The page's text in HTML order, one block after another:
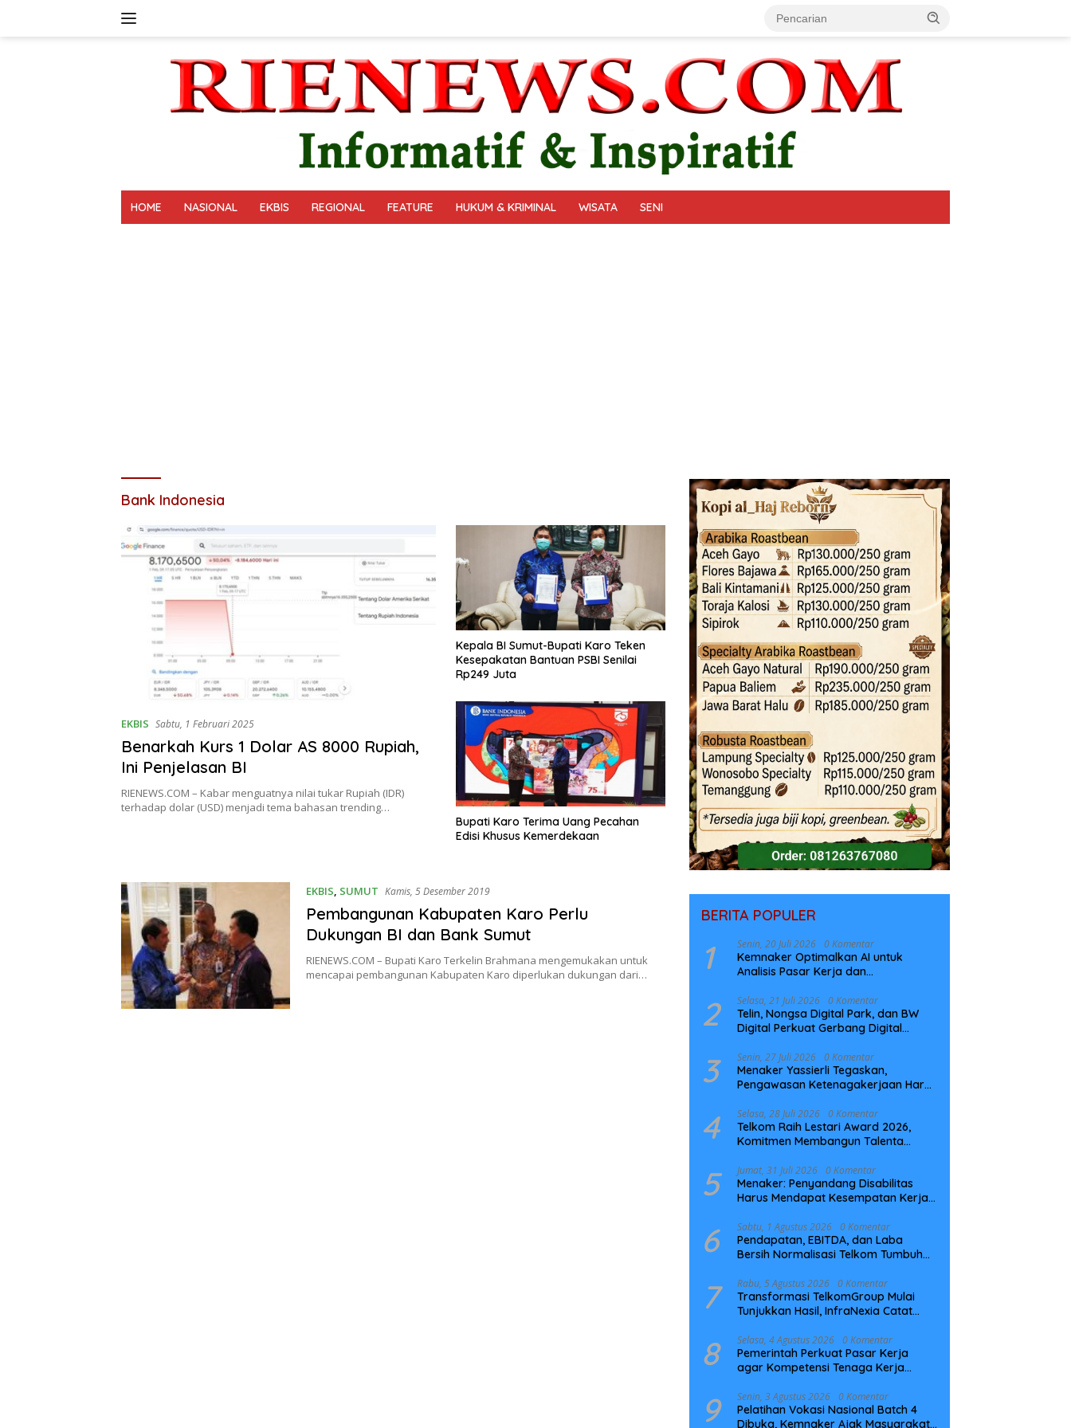
HOME NASIONAL EKBIS REGIONAL FEATURE HUKUM & KRIMINAL WISATA SENI
Bank Indonesia
EKBIS Sabtu, 1 Februari 2025
Benarkah Kurs 1 Dolar AS 8000 Rupiah,
Ini Penjelasan BI
RIENEWS.COM – Kabar menguatnya nilai tukar Rupiah (IDR)
terhadap dolar (USD) menjadi tema bahasan trending…
Kepala BI Sumut-Bupati Karo Teken
Kesepakatan Bantuan PSBI Senilai
Rp249 Juta
Bupati Karo Terima Uang Pecahan
Edisi Khusus Kemerdekaan
EKBIS, SUMUT Kamis, 5 Desember 2019
Pembangunan Kabupaten Karo Perlu
Dukungan BI dan Bank Sumut
RIENEWS.COM – Bupati Karo Terkelin Brahmana mengemukakan untuk
mencapai pembangunan Kabupaten Karo diperlukan dukungan dari…
BERITA POPULER
1 Senin, 20 Juli 2026 0 Komentar
Kemnaker Optimalkan AI untuk
Analisis Pasar Kerja dan
2 Selasa, 21 Juli 2026 0 Komentar
Telin, Nongsa Digital Park, dan BW
Digital Perkuat Gerbang Digital
NCC
3 Senin, 27 Juli 2026 0 Komentar
Menaker Yassierli Tegaskan,
Pengawasan Ketenagakerjaan Harus
4 Selasa, 28 Juli 2026 0 Komentar
Telkom Raih Lestari Award 2026,
Komitmen Membangun Talenta
5 Jumat, 31 Juli 2026 0 Komentar
Menaker: Penyandang Disabilitas
Harus Mendapat Kesempatan Kerja
6 Sabtu, 1 Agustus 2026 0 Komentar
Pendapatan, EBITDA, dan Laba
Bersih Normalisasi Telkom Tumbuh
7 Rabu, 5 Agustus 2026 0 Komentar
Transformasi TelkomGroup Mulai
Tunjukkan Hasil, InfraNexia Catat
Digital Nasional
8 Selasa, 4 Agustus 2026 0 Komentar
Pemerintah Perkuat Pasar Kerja
agar Kompetensi Tenaga Kerja
9 Senin, 3 Agustus 2026 0 Komentar
Pelatihan Vokasi Nasional Batch 4
Dibuka, Kemnaker Ajak Masyarakat